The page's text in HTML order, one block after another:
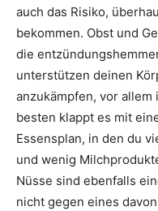
auch das Risiko,
bekommen. Obst und
die
unterstützen deinen
anzukämpfen, vor allem
besten klappt es mit
Essensplan, in den du
und wenig
Nüsse sind ebenfalls
nicht gegen eines